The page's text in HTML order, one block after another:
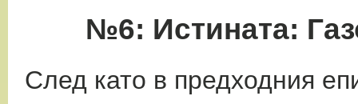
№6: Истината:
След като в предходния